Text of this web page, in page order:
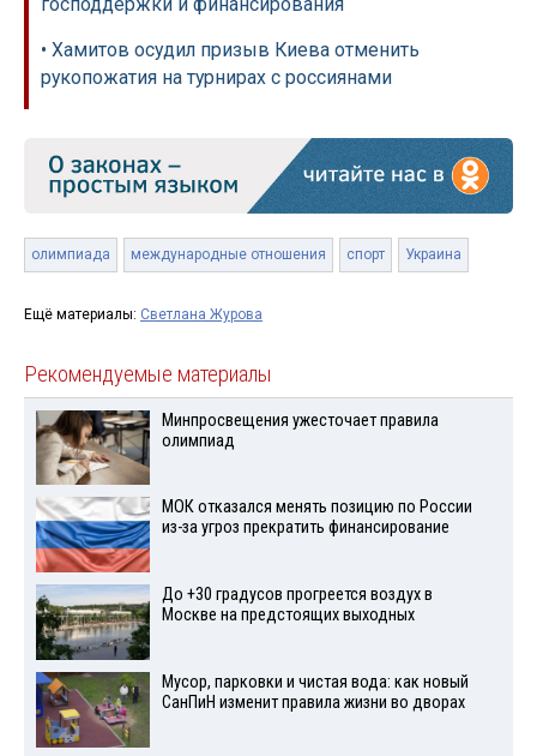
господдержки и финансирования
• Хамитов осудил призыв Киева отменить
рукопожатия на турнирах с россиянами
олимпиада международные отношения спорт Украина
Ещё материалы: Светлана Журова
Рекомендуемые материалы
Минпросвещения ужесточает правила
олимпиад
МОК отказался менять позицию по России
из-за угроз прекратить финансирование
До +30 градусов прогреется воздух в
Москве на предстоящих выходных
Мусор, парковки и чистая вода: как новый
СанПиН изменит правила жизни во дворах